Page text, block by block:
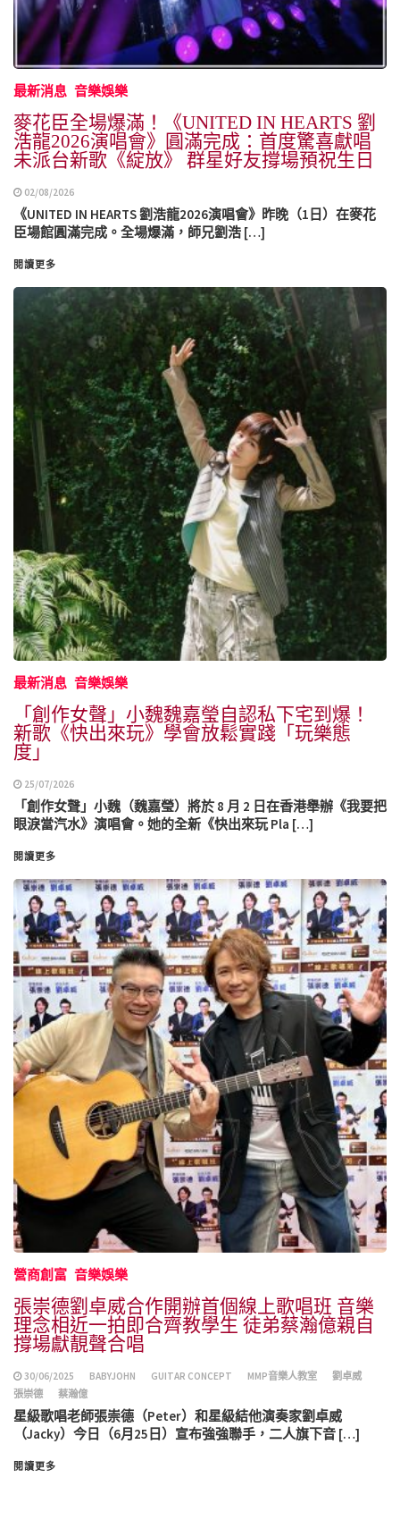
最新消息 音樂娛樂
麥花臣全場爆滿！《UNITED IN HEARTS 劉
浩龍2026演唱會》圓滿完成：首度驚喜獻唱
未派台新歌《綻放》 群星好友撐場預祝生日
02/08/2026
《UNITED IN HEARTS 劉浩龍2026演唱會》昨晚（1日）在麥花
臣場館圓滿完成。全場爆滿，師兄劉浩 […]
閱讀更多
最新消息 音樂娛樂
「創作女聲」小魏魏嘉瑩自認私下宅到爆！
新歌《快出來玩》學會放鬆實踐「玩樂態
度」
25/07/2026
「創作女聲」小魏（魏嘉瑩）將於 8 月 2 日在香港舉辦《我要把
眼淚當汽水》演唱會。她的全新《快出來玩 Pla […]
閱讀更多
營商創富 音樂娛樂
張崇德劉卓威合作開辦首個線上歌唱班 音樂
理念相近一拍即合齊教學生 徒弟蔡瀚億親自
撐場獻靚聲合唱
30/06/2025 BABYJOHN GUITAR CONCEPT MMP音樂人教室
劉卓威
張崇德
蔡瀚億
星級歌唱老師張崇德（Peter）和星級結他演奏家劉卓威
（Jacky）今日（6月25日）宣布強強聯手，二人旗下音 […]
閱讀更多